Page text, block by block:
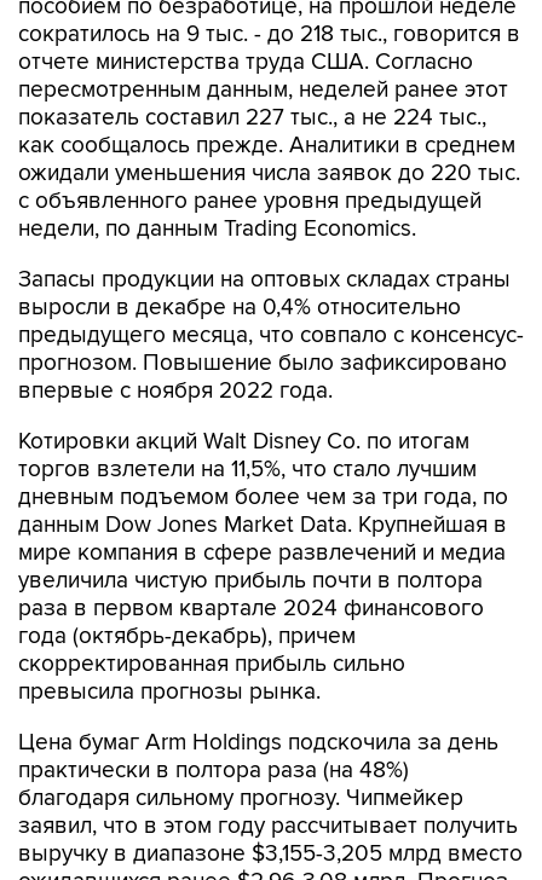
пособием по безработице, на прошлой неделе
сократилось на 9 тыс. - до 218 тыс., говорится в
отчете министерства труда США. Согласно
пересмотренным данным, неделей ранее этот
показатель составил 227 тыс., а не 224 тыс.,
как сообщалось прежде. Аналитики в среднем
ожидали уменьшения числа заявок до 220 тыс.
с объявленного ранее уровня предыдущей
недели, по данным Trading Economics.
Запасы продукции на оптовых складах страны
выросли в декабре на 0,4% относительно
предыдущего месяца, что совпало с консенсус-
прогнозом. Повышение было зафиксировано
впервые с ноября 2022 года.
Котировки акций Walt Disney Co. по итогам
торгов взлетели на 11,5%, что стало лучшим
дневным подъемом более чем за три года, по
данным Dow Jones Market Data. Крупнейшая в
мире компания в сфере развлечений и медиа
увеличила чистую прибыль почти в полтора
раза в первом квартале 2024 финансового
года (октябрь-декабрь), причем
скорректированная прибыль сильно
превысила прогнозы рынка.
Цена бумаг Arm Holdings подскочила за день
практически в полтора раза (на 48%)
благодаря сильному прогнозу. Чипмейкер
заявил, что в этом году рассчитывает получить
выручку в диапазоне $3,155-3,205 млрд вместо